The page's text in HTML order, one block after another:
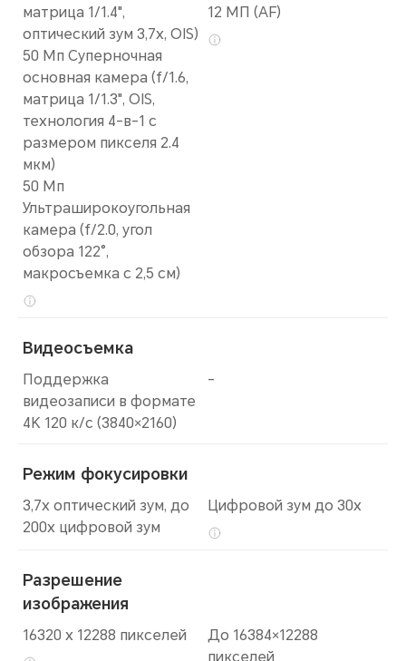
матрица 1/1.4",
оптический зум 3,7х, OIS)
50 Мп Суперночная
основная камера (f/1.6,
матрица 1/1.3", OIS,
технология 4-в-1 с
размером пикселя 2.4
мкм)
50 Мп
Ультраширокоугольная
камера (f/2.0, угол
обзора 122°,
макросъемка с 2,5 см)
Видеосъемка
Поддержка
видеозаписи в формате
4K 120 к/с (3840×2160)
Режим фокусировки
3,7x оптический зум, до
200x цифровой зум
Разрешение
изображения
16320 x 12288 пикселей
12 МП (AF)
-
Цифровой зум до 30х
До 16384×12288
пикселей